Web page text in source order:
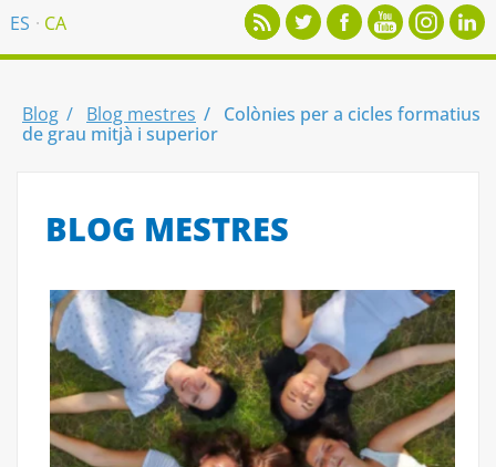
ES CA
Blog Blog mestres
Colònies per a cicles formatius
de grau mitjà i superior
BLOG MESTRES